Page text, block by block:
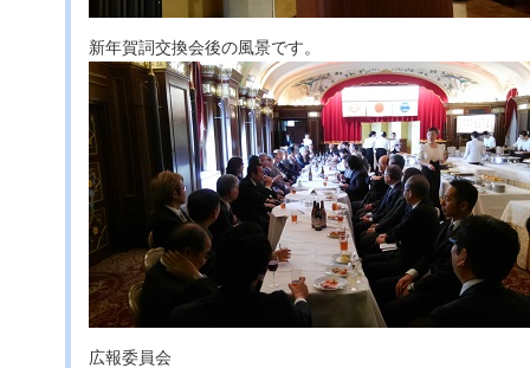
新年賀詞交換会後の風景です。
広報委員会